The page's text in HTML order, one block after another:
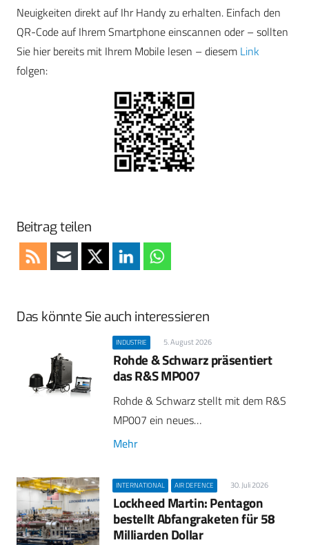
Neuigkeiten direkt auf Ihr Handy zu erhalten. Einfach den
QR-Code auf Ihrem Smartphone einscannen oder – sollten
Sie hier bereits mit Ihrem Mobile lesen – diesem Link
folgen:
Beitrag teilen
Das könnte Sie auch interessieren
INDUSTRIE 5. August 2026
Rohde & Schwarz präsentiert
das R&S MP007
Rohde & Schwarz stellt mit dem R&S
MP007 ein neues…
Mehr
INTERNATIONAL AIR DEFENCE 30. Juli 2026
Lockheed Martin: Pentagon
bestellt Abfangraketen für 58
Milliarden Dollar